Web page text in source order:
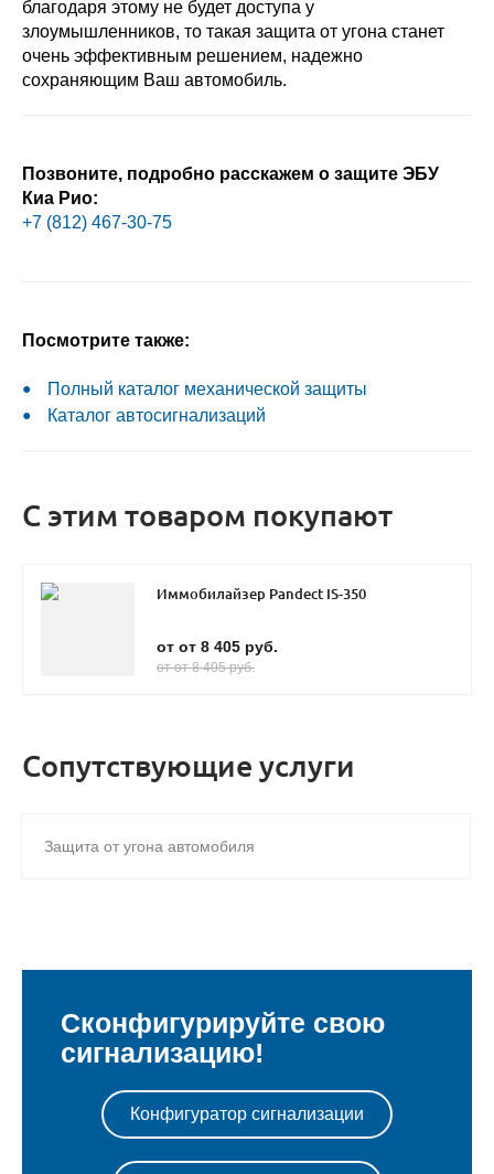
благодаря этому не будет доступа у
злоумышленников, то такая защита от угона станет
очень эффективным решением, надежно
сохраняющим Ваш автомобиль.
Позвоните, подробно расскажем о защите ЭБУ
Киа Рио:
+7 (812) 467-30-75
Посмотрите также:
Полный каталог механической защиты
Каталог автосигнализаций
С этим товаром покупают
Иммобилайзер Pandect IS-350
от от 8 405 руб.
от от 8 405 руб.
Сопутствующие услуги
Защита от угона автомобиля
Сконфигурируйте свою
сигнализацию!
Конфигуратор сигнализации